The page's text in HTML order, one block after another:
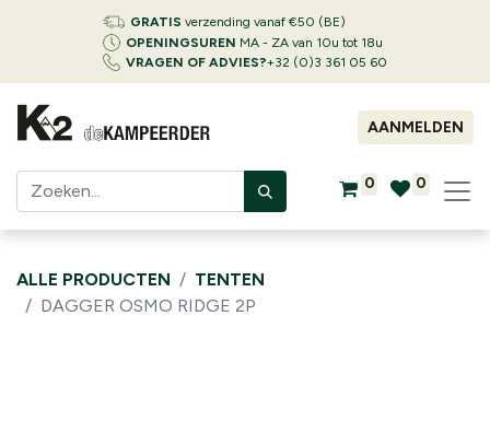
GRATIS verzending vanaf €50 (BE)
OPENINGSUREN MA - ZA van 10u tot 18u
VRAGEN OF ADVIES?+32 (0)3 361 05 60
AANMELDEN
0 0
ALLE PRODUCTEN
TENTEN
DAGGER OSMO RIDGE 2P